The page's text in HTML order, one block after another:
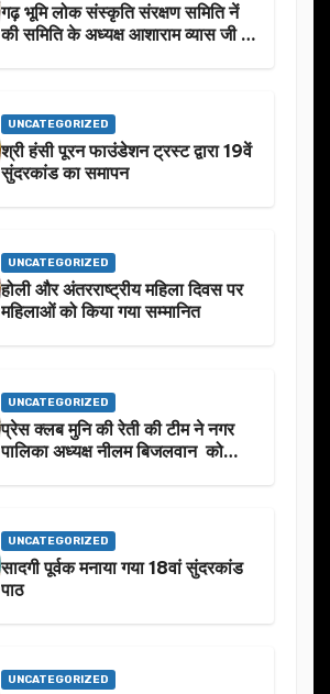
गढ़ भूमि लोक संस्कृति संरक्षण समिति नें
की समिति के अध्यक्ष आशाराम व्यास जी के
UNCATEGORIZED
श्री हंसी पूरन फाउंडेशन ट्रस्ट द्वारा 19वें
सुंदरकांड का समापन
UNCATEGORIZED
होली और अंतरराष्ट्रीय महिला दिवस पर
महिलाओं को किया गया सम्मानित
UNCATEGORIZED
प्रेस क्लब मुनि की रेती की टीम ने नगर
पालिका अध्यक्ष नीलम बिजलवान को
UNCATEGORIZED
सादगी पूर्वक मनाया गया 18वां सुंदरकांड
पाठ
UNCATEGORIZED